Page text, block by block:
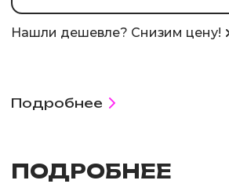
Нашли дешевле? Снизим цену!
Подробнее
ПОДРОБНЕЕ